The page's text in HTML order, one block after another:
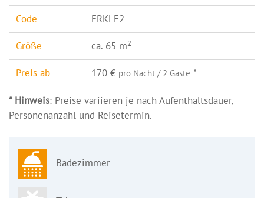
Code FRKLE2
Größe ca. 65 m2
Preis ab 170 € pro Nacht / 2 Gäste *
* Hinweis: Preise variieren je nach Aufenthaltsdauer,
Personenanzahl und Reisetermin.
Badezimmer